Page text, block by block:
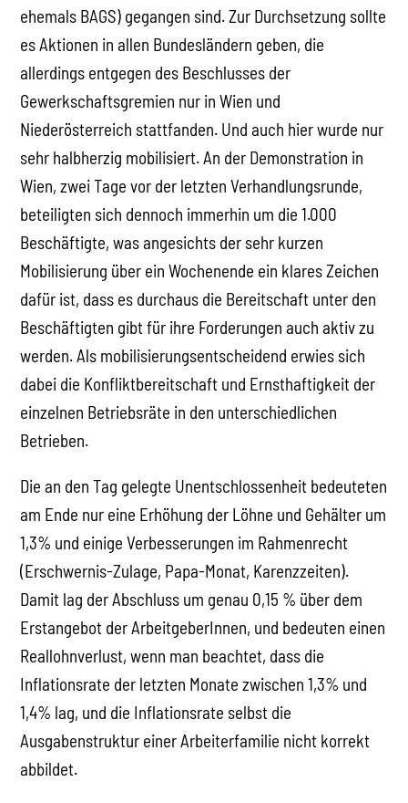
ehemals BAGS) gegangen sind. Zur Durchsetzung sollte
es Aktionen in allen Bundesländern geben, die
allerdings entgegen des Beschlusses der
Gewerkschaftsgremien nur in Wien und
Niederösterreich stattfanden. Und auch hier wurde nur
sehr halbherzig mobilisiert. An der Demonstration in
Wien, zwei Tage vor der letzten Verhandlungsrunde,
beteiligten sich dennoch immerhin um die 1.000
Beschäftigte, was angesichts der sehr kurzen
Mobilisierung über ein Wochenende ein klares Zeichen
dafür ist, dass es durchaus die Bereitschaft unter den
Beschäftigten gibt für ihre Forderungen auch aktiv zu
werden. Als mobilisierungsentscheidend erwies sich
dabei die Konfliktbereitschaft und Ernsthaftigkeit der
einzelnen Betriebsräte in den unterschiedlichen
Betrieben.
Die an den Tag gelegte Unentschlossenheit bedeuteten
am Ende nur eine Erhöhung der Löhne und Gehälter um
1,3% und einige Verbesserungen im Rahmenrecht
(Erschwernis-Zulage, Papa-Monat, Karenzzeiten).
Damit lag der Abschluss um genau 0,15 % über dem
Erstangebot der ArbeitgeberInnen, und bedeuten einen
Reallohnverlust, wenn man beachtet, dass die
Inflationsrate der letzten Monate zwischen 1,3% und
1,4% lag, und die Inflationsrate selbst die
Ausgabenstruktur einer Arbeiterfamilie nicht korrekt
abbildet.